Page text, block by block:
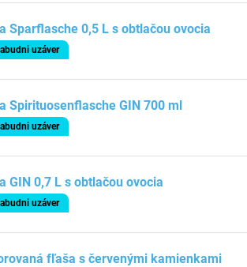
Sparflasche 0,5 L s obtlačou ovocia
uzáver
Spirituosenflasche GIN 700 ml
uzáver
GIN 0,7 L s obtlačou ovocia
uzáver
fľaša s červenými kamienkami